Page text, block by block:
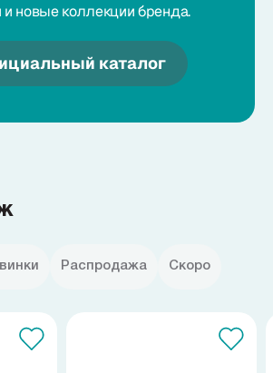
новые коллекции бренда.
каталог
Распродажа Скоро